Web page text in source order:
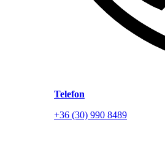
Telefon
+36 (30) 990 8489